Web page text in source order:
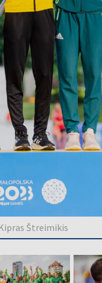
Štreimikis